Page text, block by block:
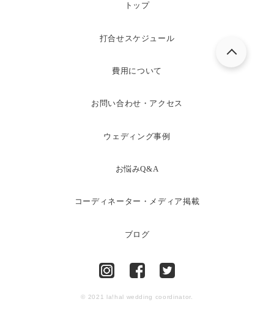
トップ
打合せスケジュール
費用について
お問い合わせ・アクセス
ウェディング事例
お悩みQ&A
コーディネーター・メディア掲載
ブログ
© 2021 la!hal wedding coordinator.